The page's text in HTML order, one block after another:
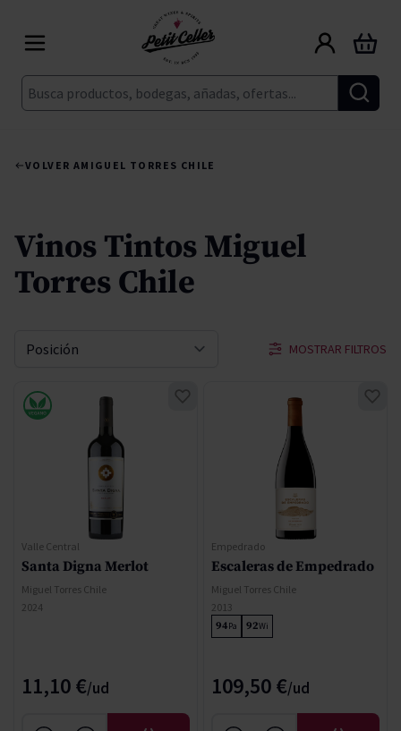
Buscar
Carrito
VOLVER AMIGUEL TORRES CHILE
Vinos Tintos Miguel
Torres Chile
MOSTRAR FILTROS
Ordenar por
Valle Central
Santa Digna Merlot
Miguel Torres Chile
2024
11,10 €
Empedrado
Escaleras de Empedrado
Miguel Torres Chile
2013
94Pa 92Wi
109,50 €